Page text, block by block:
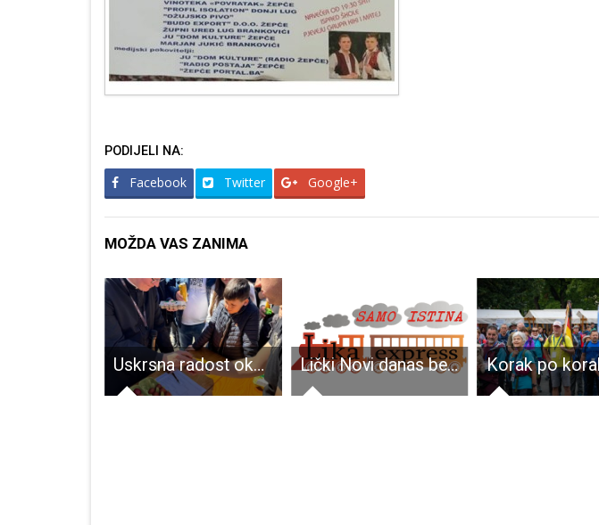
PODIJELI NA:
Facebook Twitter Google+
MOŽDA VAS ZANIMA
Uskrsna radost okupila vjernike u Korenici Lički Novi danas bez pitke vode